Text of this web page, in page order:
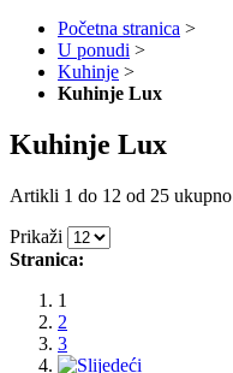
Početna stranica >
U ponudi >
Kuhinje >
Kuhinje Lux
Kuhinje Lux
Artikli 1 do 12 od 25 ukupno
Prikaži
Stranica:
1
2
3